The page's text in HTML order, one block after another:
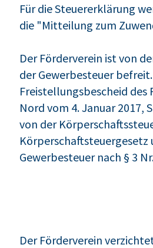
Für die Steuererklärung
die "Mitteilung zum
Der Förderverein ist von
der Gewerbesteuer
Freistellungsbescheid
Nord vom 4. Januar 2017,
von der
Gewerbesteuer nach § 3
Der Förderverein